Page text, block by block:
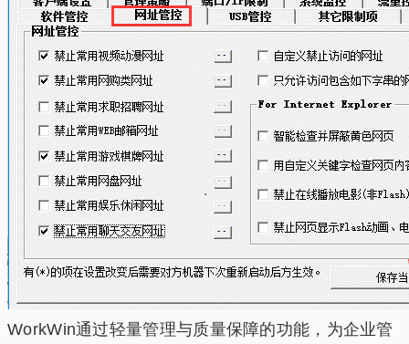
WorkWin通过轻量管理与质量保障的功能，为企业管